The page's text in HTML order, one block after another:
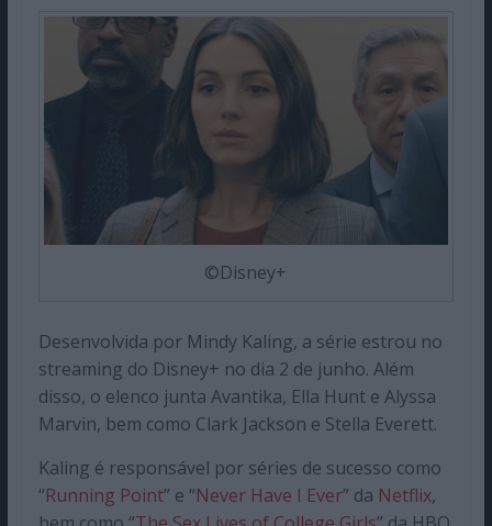
©Disney+
Desenvolvida por Mindy Kaling, a série estrou no
streaming do Disney+ no dia 2 de junho. Além
disso, o elenco junta Avantika, Ella Hunt e Alyssa
Marvin, bem como Clark Jackson e Stella Everett.
Kaling é responsável por séries de sucesso como
“Running Point” e “Never Have I Ever” da Netflix,